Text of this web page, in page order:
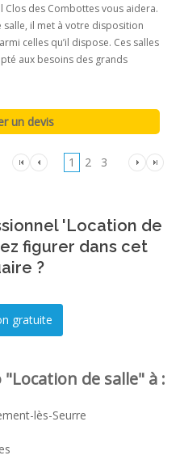
des Combottes vous aidera.
il met à votre disposition
celles qu’il dispose. Ces salles
aux besoins des grands
1 2 3
'Location de
figurer dans cet
?
de salle" à :
lès-Seurre